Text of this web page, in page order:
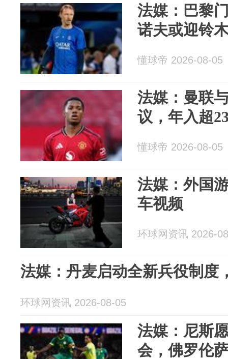
法媒：巴黎
诺夫或迎铃
懂球帝 2026-08-05
法媒：曼联
议，年入超
懂球帝 2026-08-05
法媒：外国
车视频
环球网资讯 2026-
法媒：丹麦启动全新兵役制度
环球网资讯 2026-08-05
法媒：尼斯
会，佛罗伦